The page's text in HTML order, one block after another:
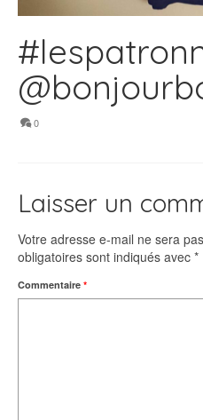
0
Laisser un
Votre adresse e-mail ne sera
obligatoires sont indiqués avec *
Commentaire *